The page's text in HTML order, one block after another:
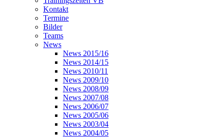
Kontakt
Termine
Bilder
Teams
News
News 2015/16
News 2014/15
News 2010/11
News 2009/10
News 2008/09
News 2007/08
News 2006/07
News 2005/06
News 2003/04
News 2004/05